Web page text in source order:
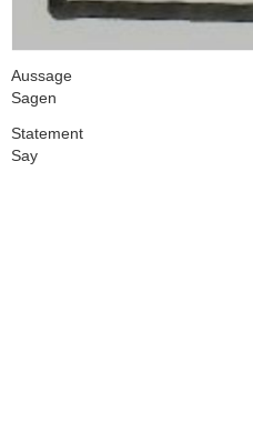
Aussage
Sagen
Statement
Say